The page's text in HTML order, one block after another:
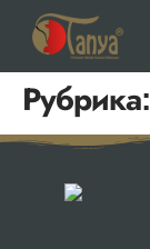
Рубрика: